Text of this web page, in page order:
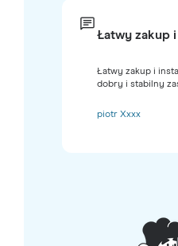
Łatwy zakup
Łatwy zakup i
dobry i stabilny
piotr Xxxx